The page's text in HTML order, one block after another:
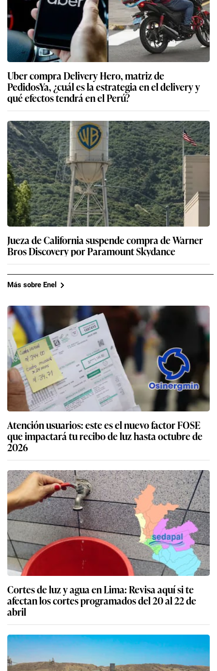
Uber compra Delivery Hero, matriz de
PedidosYa, ¿cuál es la estrategia en el delivery y
qué efectos tendrá en el Perú?
Jueza de California suspende compra de Warner
Bros Discovery por Paramount Skydance
Más sobre Enel
Atención usuarios: este es el nuevo factor FOSE
que impactará tu recibo de luz hasta octubre de
2026
Cortes de luz y agua en Lima: Revisa aquí si te
afectan los cortes programados del 20 al 22 de
abril